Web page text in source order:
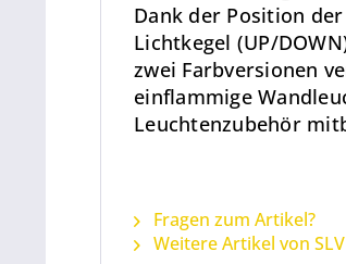
Dank der Position
Lichtkegel (UP/
zwei Farbversionen
einflammige
Leuchtenzubehör
Fragen zum Artikel?
Weitere Artikel von SLV